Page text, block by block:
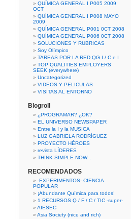
QUÍMICA GENERAL I P005 2009
OCT
QUÍMICA GENERAL I P008 MAYO
2009
QUÍMICA GENERAL P001 0CT 2008
QUÍMICA GENERAL P006 0CT 2008
SOLUCIONES Y RUBRICAS
Soy Olímpico
TAREAS POR LA RED QG I / C e I
TOP QUALITIES EMPLOYERS
SEEK (everywhere)
Uncategorized
VIDEOS Y PELICULAS
VISITAS AL ENTORNO
Blogroll
¿PROGRAMAR? ¿OK?
EL UNIVERSO NEWSPAPER
Entre la I y la MUSICA
LUZ GABRIELA RODRÍGUEZ
PROYECTO HÉROES
revista LÍDERES
THINK SIMPLE NOW...
RECOMENDADOS
-EXPERIMENTOS- CIENCIA
POPULAR
¡Abundante Química para todos!
1 RECURSOS Q / F / C / TIC -super-
AIESEC
Asia Society (nice and rich)